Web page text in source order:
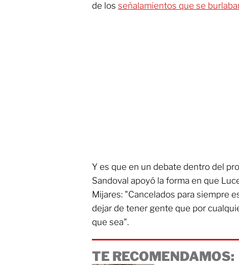
de los señalamientos que se
Y es que en un debate dentro del
Sandoval apoyó la forma en que
Mijares: "Cancelados para siempre
dejar de tener gente que por
que sea".
TE RECOMENDAMOS: